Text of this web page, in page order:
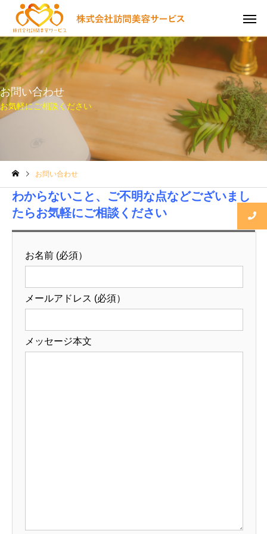
お問い合わせ
お気軽にご相談ください
お問い合わせ
わからないこと、ご不明な点などございまし
たらお気軽にご相談ください
お名前 (必須）
メールアドレス (必須）
メッセージ本文